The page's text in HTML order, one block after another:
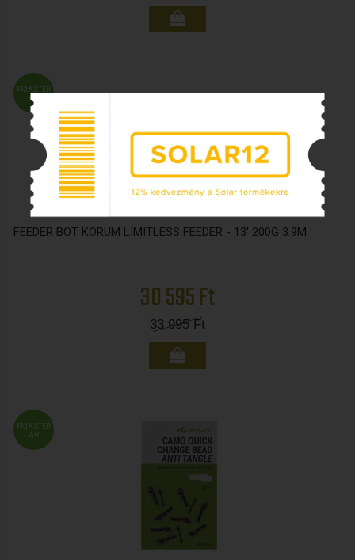
FMASTER
ÁR
FEEDER BOT KORUM LIMITLESS FEEDER - 13' 200G 3.9M
30 595 Ft
33 995Ft
FMASTER
ÁR